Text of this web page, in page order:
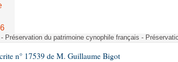
Préservation du patrimoine cynophile français -
n° 17539 de M. Guillaume Bigot